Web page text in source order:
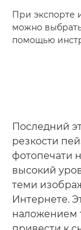
При экспорте
можно
помощью
Последний
резкости
фотопечати
высокий
теми
Интернете.
наложением